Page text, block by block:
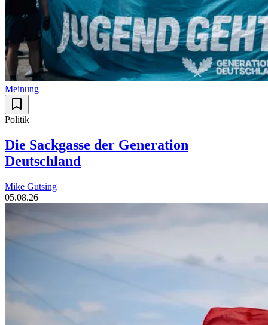
Meinung
Politik
Die Sackgasse der Generation
Deutschland
Mike Gutsing
05.08.26